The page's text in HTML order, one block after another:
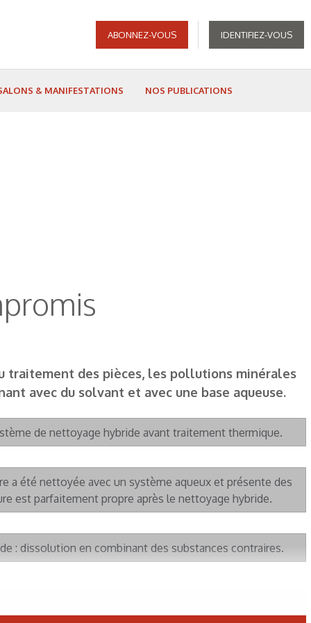
ABONNEZ-VOUS IDENTIFIEZ-VOUS
& MANIFESTATIONS NOS PUBLICATIONS
traitement des pièces, les pollutions minérales
avec du solvant et avec une base aqueuse.
de nettoyage hybride avant traitement thermique.
a été nettoyée avec un système aqueux et présente des
est parfaitement propre après le nettoyage hybride.
: dissolution en combinant des substances contraires.